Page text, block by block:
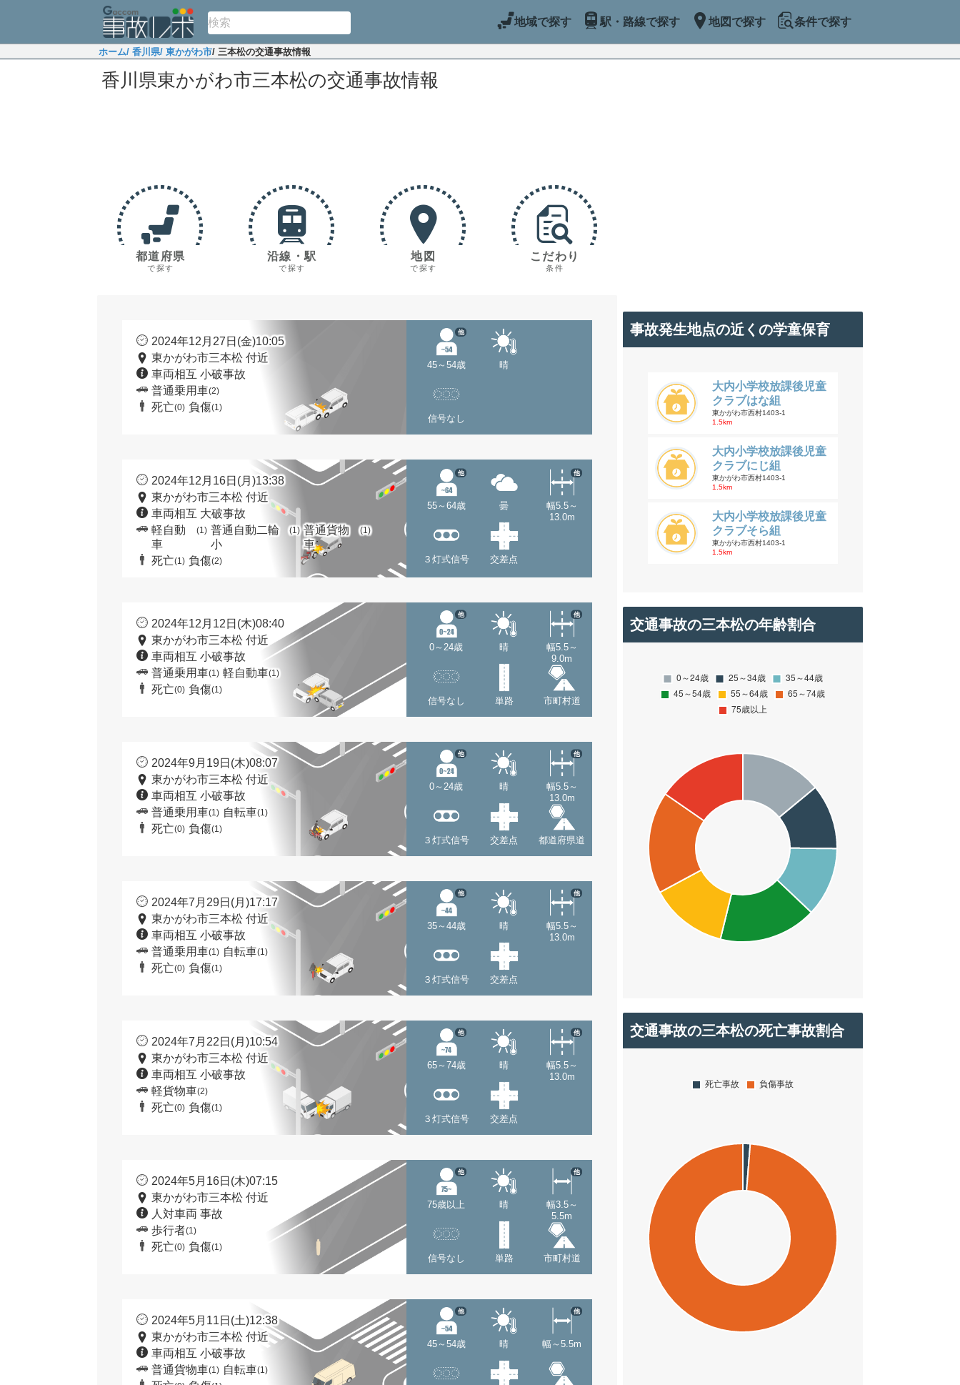
地域で探す 駅・路線で探す 地図で探す 条件で探す
ホーム/ 香川県/ 東かがわ市/ 三本松の交通事故情報
香川県東かがわ市三本松の交通事故情報
都道府県
で探す
沿線・駅
で探す
地図
で探す
こだわり
条件
2024年12月27日(金)10:05
東かがわ市三本松 付近
車両相互 小破事故
普通乗用車(2)
死亡(0) 負傷(1)
45～54歳
他
晴
信号なし
2024年12月16日(月)13:38
東かがわ市三本松 付近
車両相互 大破事故
軽自動
車
(1) 普通自動二輪
小
(1) 普通貨物
車
(1)
死亡(1) 負傷(2)
55～64歳
他
曇
幅5.5～
13.0m
他
３灯式信号 交差点
2024年12月12日(木)08:40
東かがわ市三本松 付近
車両相互 小破事故
普通乗用車(1) 軽自動車(1)
死亡(0) 負傷(1)
0～24歳
他
晴
幅5.5～
9.0m
他
信号なし 単路 市町村道
2024年9月19日(木)08:07
東かがわ市三本松 付近
車両相互 小破事故
普通乗用車(1) 自転車(1)
死亡(0) 負傷(1)
0～24歳
他
晴
幅5.5～
13.0m
他
３灯式信号 交差点 都道府県道
2024年7月29日(月)17:17
東かがわ市三本松 付近
車両相互 小破事故
普通乗用車(1) 自転車(1)
死亡(0) 負傷(1)
35～44歳
他
晴
幅5.5～
13.0m
他
３灯式信号 交差点
2024年7月22日(月)10:54
東かがわ市三本松 付近
車両相互 小破事故
軽貨物車(2)
死亡(0) 負傷(1)
65～74歳
他
晴
幅5.5～
13.0m
他
３灯式信号 交差点
2024年5月16日(木)07:15
東かがわ市三本松 付近
人対車両 事故
歩行者(1)
死亡(0) 負傷(1)
75歳以上
他
晴
幅3.5～
5.5m
他
信号なし 単路 市町村道
2024年5月11日(土)12:38
東かがわ市三本松 付近
車両相互 小破事故
普通貨物車(1) 自転車(1)
45～54歳
他
晴 幅～5.5m
他
事故発生地点の近くの学童保育
大内小学校放課後児童
クラブはな組
東かがわ市西村1403-1
1.5km
大内小学校放課後児童
クラブにじ組
東かがわ市西村1403-1
1.5km
大内小学校放課後児童
クラブそら組
東かがわ市西村1403-1
1.5km
交通事故の三本松の年齢割合
交通事故の三本松の死亡事故割合